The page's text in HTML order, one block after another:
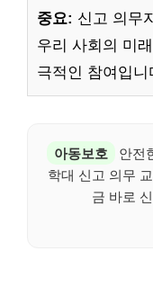
중요: 신고 의무
우리 사회의 미
극적인 참여입니
아동보호
안전
학대 신고 의무
금 바로